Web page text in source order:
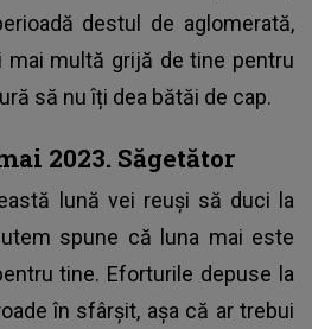
destul de aglomerată,
mai multă grijă de tine pentru
să nu îți dea bătăi de cap.
2023. Săgetător
lună vei reuși să duci la
spune că luna mai este
tine. Eforturile depuse la
în sfârșit, așa că ar trebui